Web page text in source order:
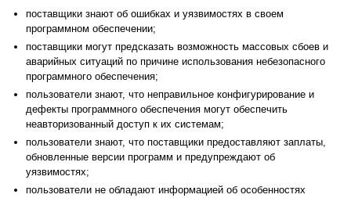
поставщики знают об ошибках и уязвимостях в своем
программном обеспечении;
поставщики могут предсказать возможность массовых сбоев и
аварийных ситуаций по причине использования небезопасного
программного обеспечения;
пользователи знают, что неправильное конфигурирование и
дефекты программного обеспечения могут обеспечить
неавторизованный доступ к их системам;
пользователи знают, что поставщики предоставляют заплаты,
обновленные версии программ и предупреждают об
уязвимостях;
пользователи не обладают информацией об особенностях